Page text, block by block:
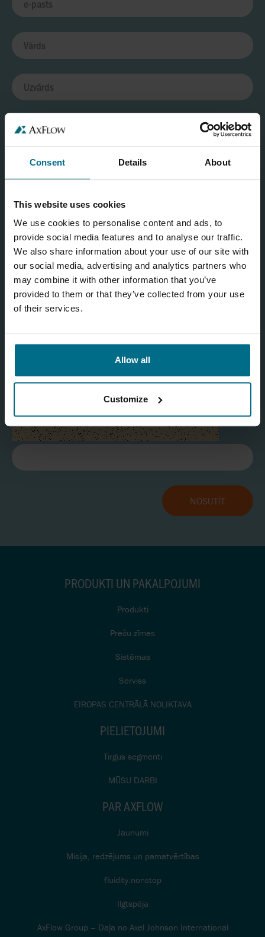
Consent Details About
This website uses cookies
We use cookies to personalise content and ads, to
provide social media features and to analyse our traffic.
We also share information about your use of our site with
our social media, advertising and analytics partners who
may combine it with other information that you’ve
provided to them or that they’ve collected from your use
of their services.
Allow all
Customize
Piekrītu, ka informācija tiek saglabāta AxFlow CRM datu
Jā
PRODUKTI UN PAKALPOJUMI
Produkti
Preču zīmes
Sistēmas
Serviss
EIROPAS CENTRĀLĀ NOLIKTAVA
PIELIETOJUMI
Tirgus segmenti
MŪSU DARBI
PAR AXFLOW
Jaunumi
Misija, redzējums un pamatvērtības
fluidity.nonstop
Ilgtspēja
AxFlow Group – Daļa no Axel Johnson International